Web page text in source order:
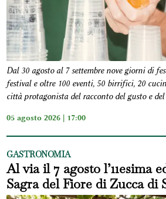
Dal 30 agosto al 7 settembre nove giorni di
festival e oltre 100 eventi, 50 birrifici, 20
città protagonista del racconto del gusto e
05 agosto 2026 | 17:00
GASTRONOMIA
Al via il 7 agosto l’11esima
Sagra del Fiore di Zucca di